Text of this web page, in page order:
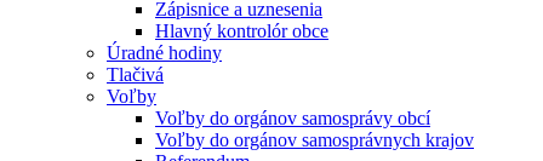
Zápisnice a uznesenia
Hlavný kontrolór obce
Úradné hodiny
Tlačivá
Voľby
Voľby do orgánov samosprávy obcí
Voľby do orgánov samosprávnych krajov